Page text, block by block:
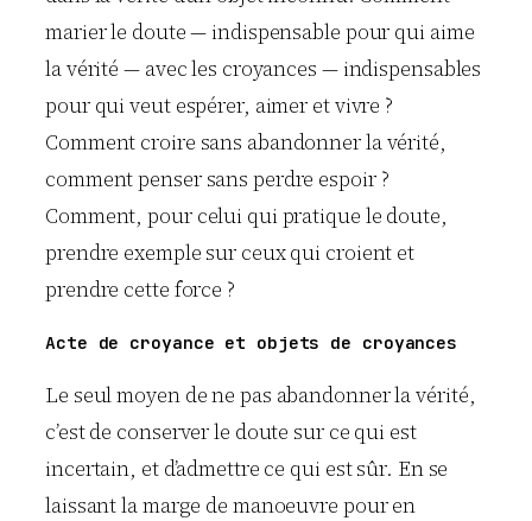
marier le doute — indispensable pour qui aime
la vérité — avec les croyances — indispensables
pour qui veut espérer, aimer et vivre ?
Comment croire sans abandonner la vérité,
comment penser sans perdre espoir ?
Comment, pour celui qui pratique le doute,
prendre exemple sur ceux qui croient et
prendre cette force ?
Acte de croyance et objets de croyances
Le seul moyen de ne pas abandonner la vérité,
c’est de conserver le doute sur ce qui est
incertain, et d’admettre ce qui est sûr. En se
laissant la marge de manoeuvre pour en